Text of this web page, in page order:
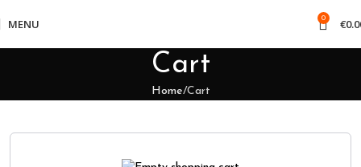
MENU 0 €
Cart
Home Cart